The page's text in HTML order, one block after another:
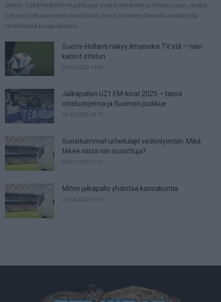
ottein. Tällä hetkellä Huuhkajat ovat kolmantena lohkossaan, mutta
syksyn ratkaisuottelut kertovat, onko suomen faneilla realistista
unelmoida kisapaikasta....
Suomi-Hollanti näkyy ilmaiseksi TV:stä – näin
katsot ottelun
06.06.2025 14:00
Jalkapallon U21 EM-kisat 2025 – tässä
otteluohjelma ja Suomen joukkue
18.05.2025 09:10
Suosituimmat urheilulajit vedonlyöntiin: Mikä
tekee niistä niin suosittuja?
05.05.2025 11:03
Miten jalkapallo yhdistää kansakuntia
25.04.2025 15:57